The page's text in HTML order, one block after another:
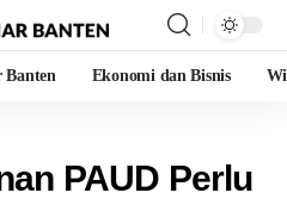
Banten Ekonomi dan Bisnis
PAUD Perlu